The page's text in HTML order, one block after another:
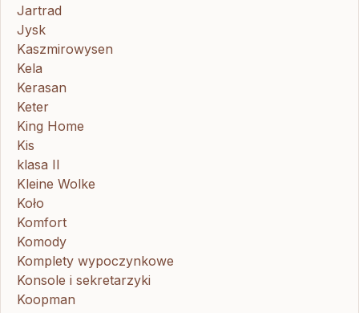
Jartrad
Jysk
Kaszmirowysen
Kela
Kerasan
Keter
King Home
Kis
klasa II
Kleine Wolke
Koło
Komfort
Komody
Komplety wypoczynkowe
Konsole i sekretarzyki
Koopman